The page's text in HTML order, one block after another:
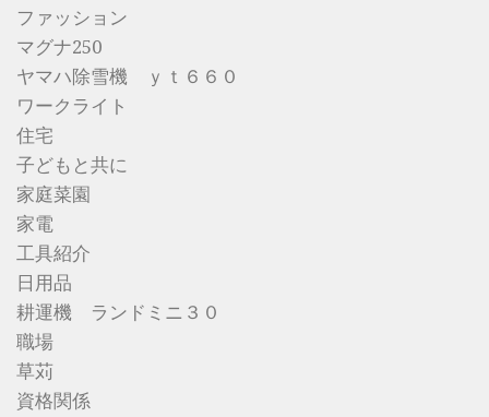
ファッション
マグナ250
ヤマハ除雪機 ｙｔ６６０
ワークライト
住宅
子どもと共に
家庭菜園
家電
工具紹介
日用品
耕運機 ランドミニ３０
職場
草苅
資格関係